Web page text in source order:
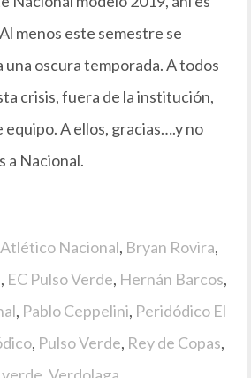
menos este semestre se
una oscura temporada. A todos
crisis, fuera de la institución,
equipo. A ellos, gracias….y no
a Nacional.
Atlético Nacional, Bryan Rovira,
, EC Pulso Verde, Hernán Barcos,
, Pablo Ceppelini, Peridódico El
, Pulso Verde, Rey de Copas,